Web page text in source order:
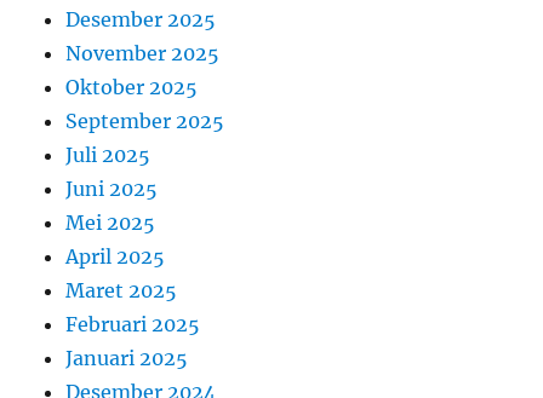
Desember 2025
November 2025
Oktober 2025
September 2025
Juli 2025
Juni 2025
Mei 2025
April 2025
Maret 2025
Februari 2025
Januari 2025
Desember 2024